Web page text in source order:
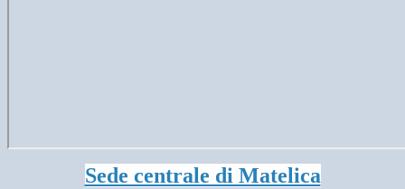
Sede centrale di Matelica